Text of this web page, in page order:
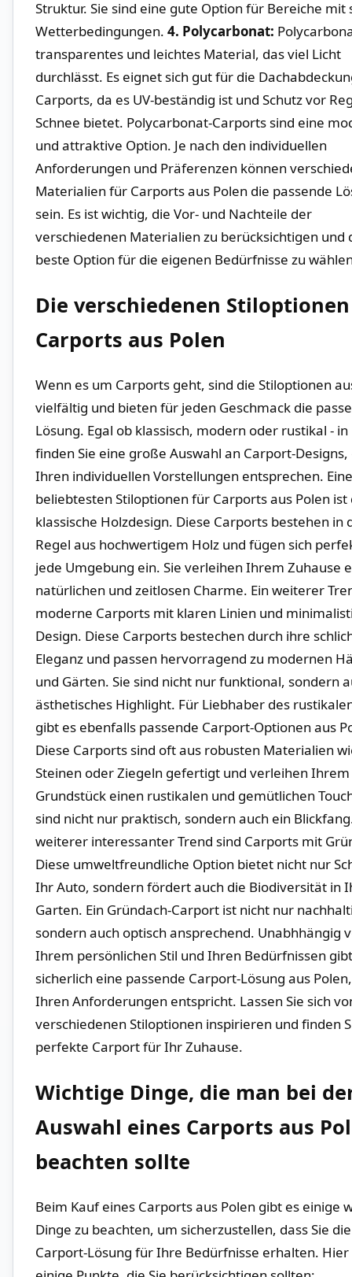
Struktur. Sie sind eine‍ gute Option für​ Bereiche mit
‌Wetterbedingungen. 4. Polycarbonat:
⁢transparentes und leichtes Material, das viel Licht
durchlässt.⁢ Es eignet​ sich gut für die
Carports,‍ da es UV-beständig ist und‌ Schutz vor
Schnee bietet. Polycarbonat-Carports sind eine
und ⁢attraktive Option. Je ⁢nach den individuellen
Anforderungen und Präferenzen ‍können
Materialien für ⁣Carports aus Polen die passende
sein. Es ‍ist wichtig, die Vor- ‍und Nachteile der
verschiedenen Materialien zu berücksichtigen und
beste Option für die eigenen Bedürfnisse zu
Die verschiedenen
Carports aus Polen
Wenn es um Carports geht, sind die Stiloptionen
vielfältig und‌ bieten für jeden Geschmack die
Lösung. Egal⁤ ob klassisch, modern oder rustikal - in
finden Sie eine große Auswahl an Carport-Designs,
Ihren individuellen Vorstellungen⁢ entsprechen.
beliebtesten Stiloptionen für Carports aus Polen ist⁣
klassische Holzdesign. Diese Carports bestehen in
Regel aus hochwertigem Holz und⁤ fügen sich
jede Umgebung ein. Sie verleihen Ihrem Zuhause
natürlichen und ⁤zeitlosen Charme. Ein weiterer
moderne Carports ​mit klaren Linien und
Design. Diese Carports bestechen ‌durch ihre
Eleganz und passen hervorragend zu modernen⁤
und Gärten. ​Sie sind nicht nur funktional, sondern
ästhetisches Highlight. Für Liebhaber⁣ des
gibt es ebenfalls passende Carport-Optionen aus
Diese Carports sind oft aus robusten Materialien
Steinen oder Ziegeln gefertigt und verleihen Ihrem⁢
Grundstück einen rustikalen und gemütlichen⁣
sind nicht nur praktisch, sondern auch ein
weiterer interessanter Trend sind Carports mit
⁣Diese umweltfreundliche Option bietet nicht nur
Ihr Auto, sondern fördert auch die Biodiversität in
Garten. ‌Ein Gründach-Carport ist nicht nur
sondern auch optisch ansprechend. Unabhhängig
⁤Ihrem persönlichen Stil und Ihren Bedürfnissen
sicherlich eine passende Carport-Lösung​ aus
‍Ihren⁤ Anforderungen ‍entspricht. Lassen Sie⁢ sich
verschiedenen ​Stiloptionen inspirieren und finden
perfekte Carport für‌ Ihr⁢ Zuhause.
Wichtige ⁤Dinge, die man ⁢bei
Auswahl eines Carports aus
beachten sollte
Beim Kauf eines Carports aus ⁤Polen gibt es einige⁤
Dinge zu beachten, um​ sicherzustellen, dass Sie
Carport-Lösung für Ihre Bedürfnisse ⁢erhalten. Hier